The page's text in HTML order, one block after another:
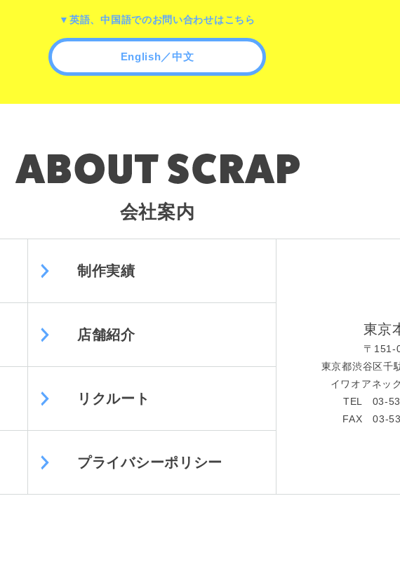
▼英語、中国語でのお問い合わせはこちら
English／中文
会社案内
制作実績
店舗紹介
リクルート
プライバシーポリシー
東京
〒151-
東京都渋谷区千
イワオアネッ
TEL 03-
FAX 03-